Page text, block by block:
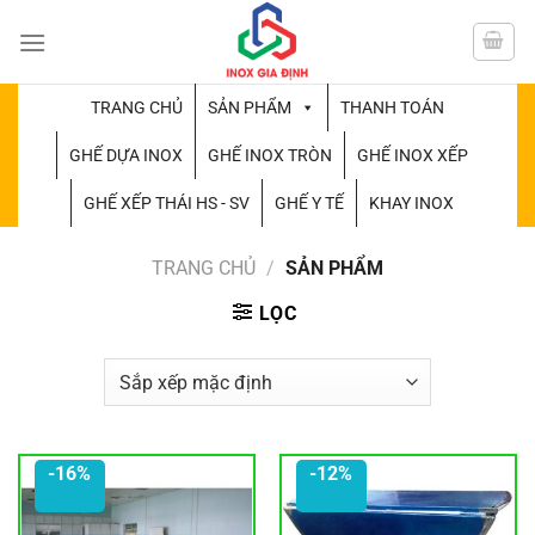
đến
TRANG CHỦ SẢN PHẨM THANH TOÁN
GHẾ DỰA INOX GHẾ INOX TRÒN GHẾ INOX XẾP
GHẾ XẾP THÁI HS - SV GHẾ Y TẾ KHAY INOX
TRANG CHỦ / SẢN PHẨM
LỌC
-16% -12%